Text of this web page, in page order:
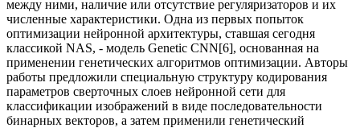
между ними, наличие или отсутствие регуляризаторов и их
численные характеристики. Одна из первых попыток
оптимизации нейронной архитектуры, ставшая сегодня
классикой NAS, - модель Genetic CNN[6], основанная на
применении генетических алгоритмов оптимизации. Авторы
работы предложили специальную структуру кодирования
параметров сверточных слоев нейронной сети для
классификации изображений в виде последовательности
бинарных векторов, а затем применили генетический